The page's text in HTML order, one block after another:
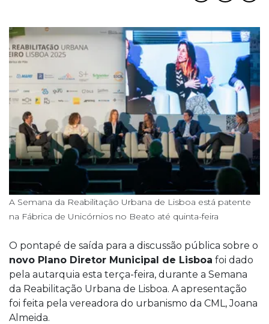
A Semana da Reabilitação Urbana de Lisboa está patente
na Fábrica de Unicórnios no Beato até quinta-feira
O pontapé de saída para a discussão pública sobre o
novo Plano Diretor Municipal de Lisboa foi dado
pela autarquia esta terça-feira, durante a Semana
da Reabilitação Urbana de Lisboa. A apresentação
foi feita pela vereadora do urbanismo da CML, Joana
Almeida.